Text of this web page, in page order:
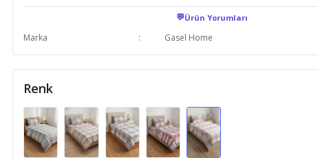
💬Ürün Yorumları
Marka Gasel Home
Renk